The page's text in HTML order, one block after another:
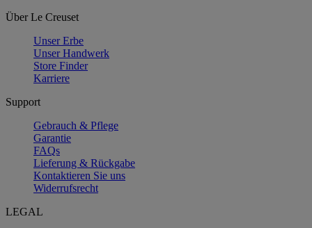
Über Le Creuset
Unser Erbe
Unser Handwerk
Store Finder
Karriere
Support
Gebrauch & Pflege
Garantie
FAQs
Lieferung & Rückgabe
Kontaktieren Sie uns
Widerrufsrecht
LEGAL